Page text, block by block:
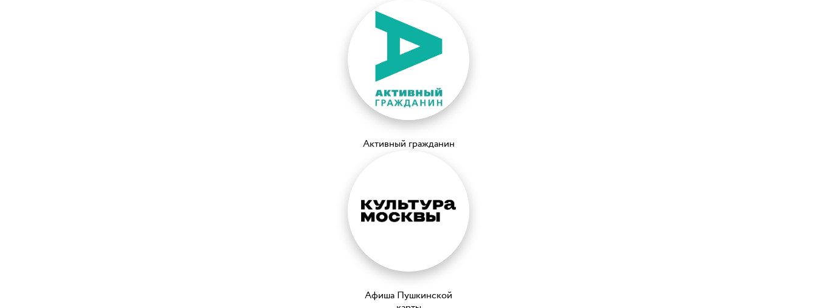
Активный гражданин
Афиша Пушкинской